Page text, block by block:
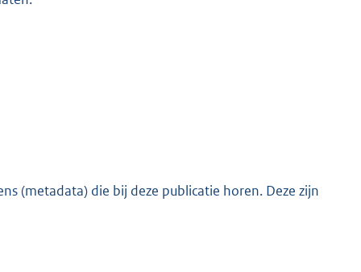
(metadata) die bij deze publicatie horen. Deze zijn